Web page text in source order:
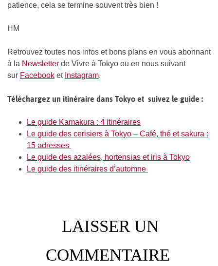
patience, cela se termine souvent très bien !
HM
Retrouvez toutes nos infos et bons plans en vous abonnant
à la Newsletter de Vivre à Tokyo ou en nous suivant
sur Facebook et Instagram.
Téléchargez un itinéraire dans Tokyo et suivez le guide :
Le guide Kamakura : 4 itinéraires
Le guide des cerisiers à Tokyo – Café, thé et sakura :
15 adresses
Le guide des azalées, hortensias et iris à Tokyo
Le guide des itinéraires d’automne
LAISSER UN
COMMENTAIRE